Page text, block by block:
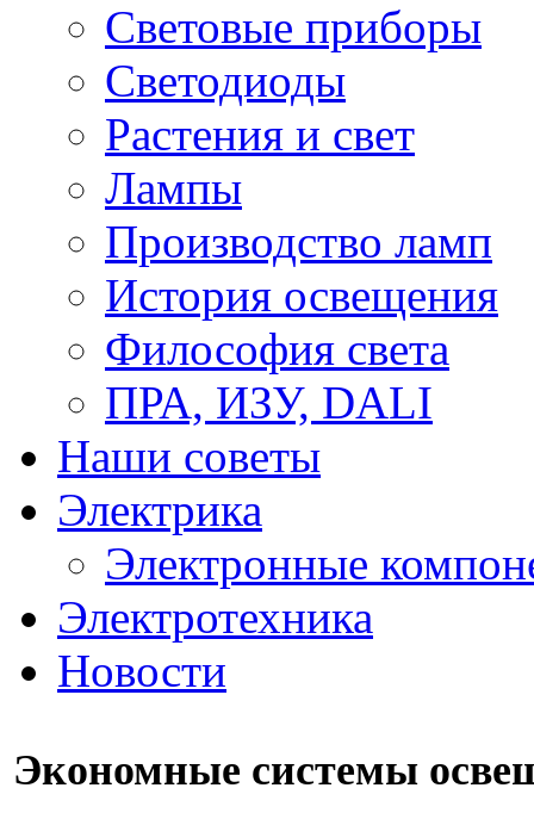
Световые приборы
Светодиоды
Растения и свет
Лампы
Производство ламп
История освещения
Философия света
ПРА, ИЗУ, DALI
Наши советы
Электрика
Электронные
Электротехника
Новости
Экономные системы